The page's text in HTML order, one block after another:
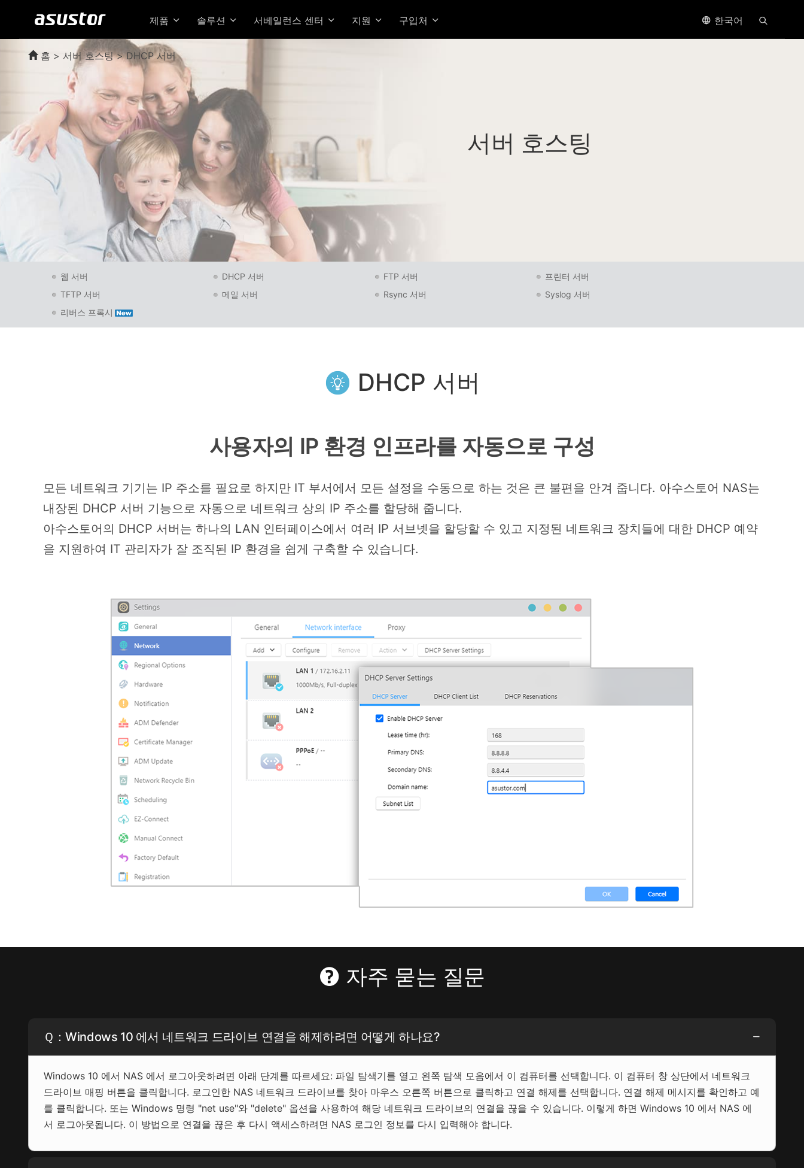
제품 솔루션 서베일런스 센터 지원 구입처 한국어
홈 > 서버 호스팅 > DHCP 서버
서버 호스팅
웹 서버 DHCP 서버 FTP 서버
프린터 서버
TFTP 서버
메일 서버 Rsync 서버
Syslog 서버
리버스 프록시
DHCP 서버
사용자의 IP 환경 인프라를 자동으로 구성
모든 네트워크 기기는 IP 주소를 필요로 하지만 IT 부서에서 모든 설정을 수동으로 하는 것은 큰 불편을 안겨 줍니다. 아수스토어 NAS는
내장된 DHCP 서버 기능으로 자동으로 네트워크 상의 IP 주소를 할당해 줍니다.
아수스토어의 DHCP 서버는 하나의 LAN 인터페이스에서 여러 IP 서브넷을 할당할 수 있고 지정된 네트워크 장치들에 대한 DHCP 예약
을 지원하여 IT 관리자가 잘 조직된 IP 환경을 쉽게 구축할 수 있습니다.
자주 묻는 질문
Ｑ：Windows 10 에서 네트워크 드라이브 연결을 해제하려면 어떻게 하나요?
Windows 10 에서 NAS 에서 로그아웃하려면 아래 단계를 따르세요: 파일 탐색기를 열고 왼쪽 탐색 모음에서 이 컴퓨터를 선택합니다. 이 컴퓨터 창 상단에서 네트워크
드라이브 매핑 버튼을 클릭합니다. 로그인한 NAS 네트워크 드라이브를 찾아 마우스 오른쪽 버튼으로 클릭하고 연결 해제를 선택합니다. 연결 해제 메시지를 확인하고 예
를 클릭합니다. 또는 Windows 명령 "net use"와 "delete" 옵션을 사용하여 해당 네트워크 드라이브의 연결을 끊을 수 있습니다. 이렇게 하면 Windows 10 에서 NAS 에
서 로그아웃됩니다. 이 방법으로 연결을 끊은 후 다시 액세스하려면 NAS 로그인 정보를 다시 입력해야 합니다.